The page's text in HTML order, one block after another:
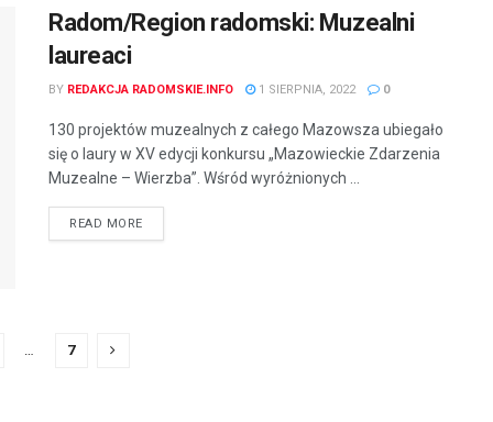
Radom/Region radomski: Muzealni
laureaci
BY REDAKCJA RADOMSKIE.INFO 1 SIERPNIA, 2022 0
130 projektów muzealnych z całego Mazowsza ubiegało
się o laury w XV edycji konkursu „Mazowieckie Zdarzenia
Muzealne – Wierzba”. Wśród wyróżnionych ...
READ MORE
7